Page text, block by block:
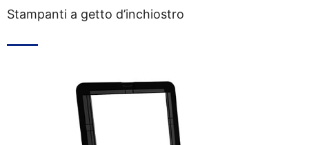
Stampanti a getto d’inchiostro